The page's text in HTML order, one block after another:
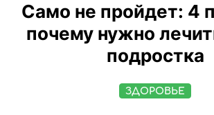
Само не пройдет: 4
почему нужно
подростка
ЗДОРОВЬЕ